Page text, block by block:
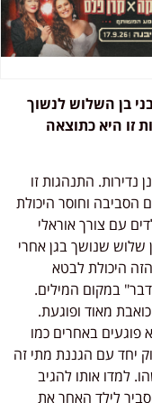
בן השלוש לנשוך
זו היא כתוצאה
נדירות. התנהגות זו
וחוסר היכולת
עם צורך אוראלי
שנושך בגן אחרי
היכולת לבטא
במקום המילים.
מאוד ופוגעת.
פוגעים באחרים כמו
יחד עם הגננת מתי זה
למדו אותו להגיב
לילד האחר את